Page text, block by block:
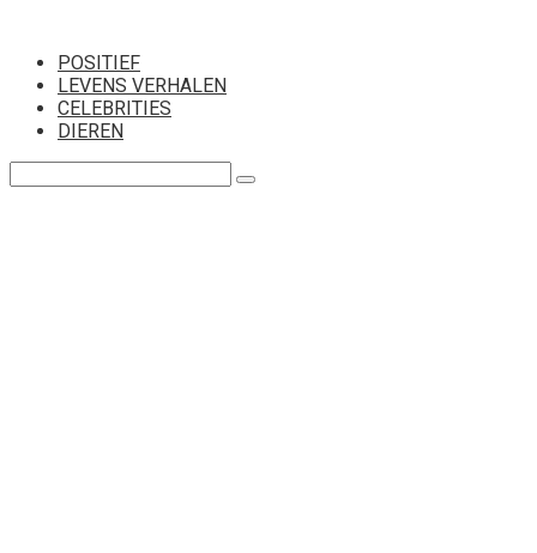
контентуPOSITIEF
LEVENS VERHALEN
CELEBRITIES
DIEREN